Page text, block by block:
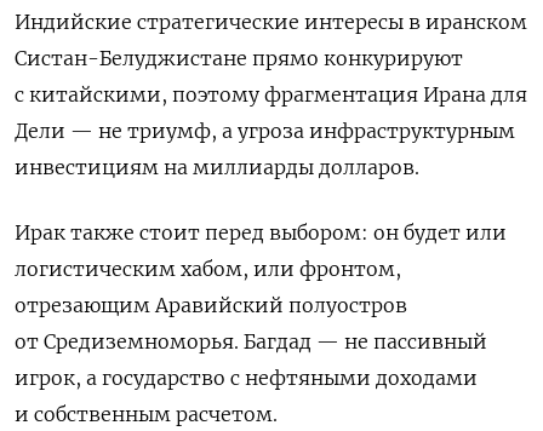
Индийские стратегические интересы в иранском
Систан-Белуджистане прямо конкурируют
с китайскими, поэтому фрагментация Ирана для
Дели — не триумф, а угроза инфраструктурным
инвестициям на миллиарды долларов.
Ирак также стоит перед выбором: он будет или
логистическим хабом, или фронтом,
отрезающим Аравийский полуостров
от Средиземноморья. Багдад — не пассивный
игрок, а государство с нефтяными доходами
и собственным расчетом.